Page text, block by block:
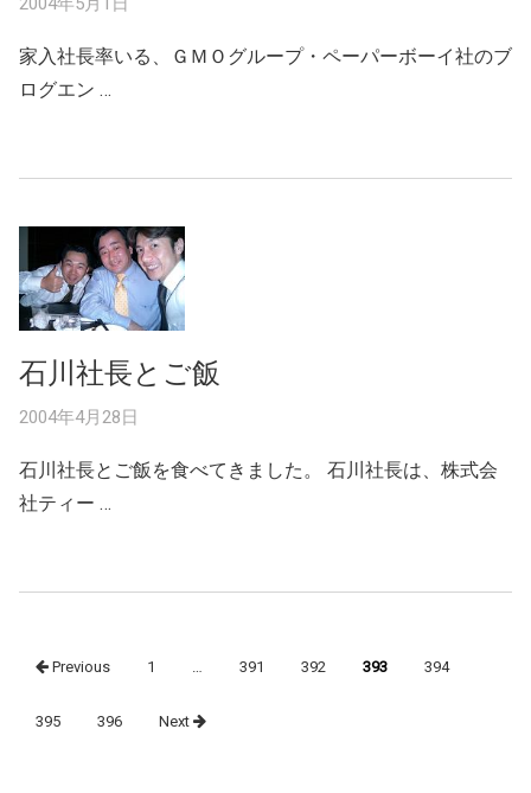
家入社長率いる、ＧＭＯグループ・ペーパーボーイ社のブ
ログエン …
石川社長とご飯
2004年4月28日
石川社長とご飯を食べてきました。 石川社長は、株式会
社ティー …
navigation
Previous 1 391 392 393 394
395 396 Next